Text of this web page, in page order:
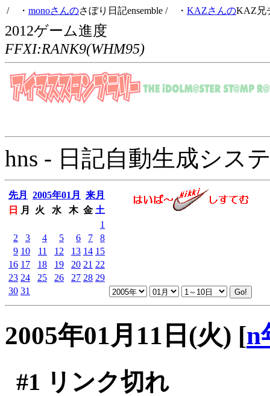
/ ・ monoさんのさぼり日記ensemble / ・ KAZさんのKAZ兄
2012ゲーム進度
FFXI:RANK9(WHM95)
hns - 日記自動生成シス
先月 2005年01月
来月
日
月 火 水 木 金 土
1
2
3 4 5 6 7
8
9 10 11 12 13 14 15
16 17 18 19 20 21 22
23 24 25 26 27 28 29
30 31
2005年01月11日(火) [n
#1 リンク切れ